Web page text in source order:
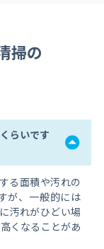
掃の
らいです
る面積や汚れの
が、一般的には
汚れがひどい場
くなることがあ